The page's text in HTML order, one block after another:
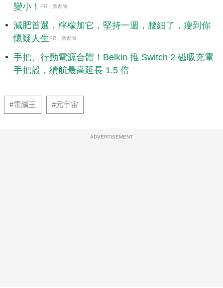
變小！ PR・新素簡
減肥首選，檸檬加它，堅持一週，腰細了，瘦到你
懷疑人生 PR・新素簡
手把、行動電源合體！Belkin 推 Switch 2 磁吸充電
手把殼，續航最高延長 1.5 倍
#電腦王 #元宇宙
ADVERTISEMENT